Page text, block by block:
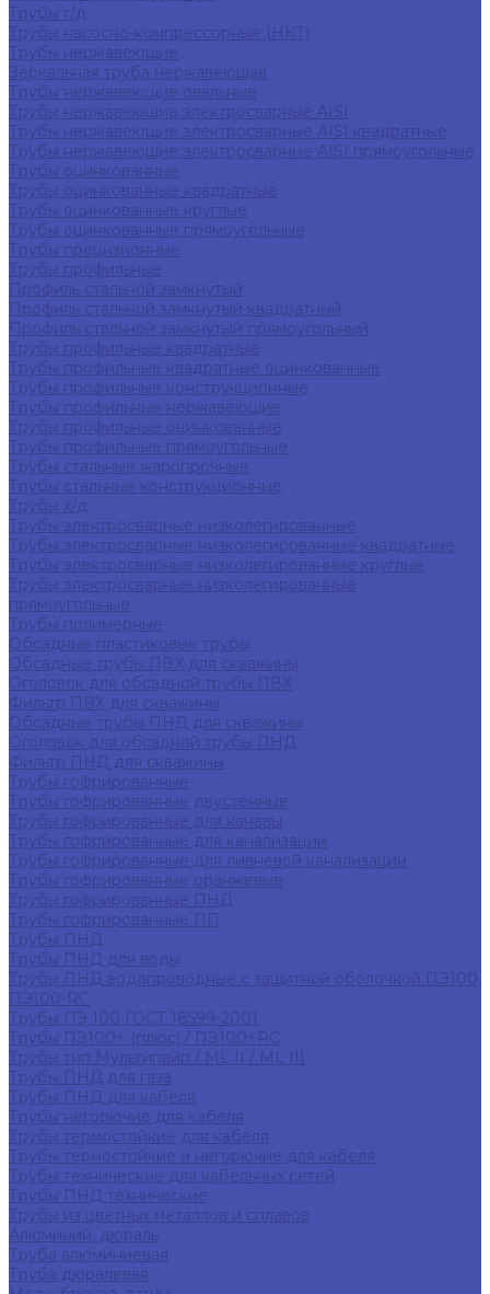
Трубы г/д
Трубы насосно-компрессорные (НКТ)
Трубы нержавеющие
Зеркальная труба нержавеющая
Трубы нержавеющие овальные
Трубы нержавеющие электросварные AISI
Трубы нержавеющие электросварные AISI квадратные
Трубы нержавеющие электросварные AISI прямоугольные
Трубы оцинкованные
Трубы оцинкованные квадратные
Трубы оцинкованные круглые
Трубы оцинкованные прямоугольные
Трубы прецизионные
Трубы профильные
Профиль стальной замкнутый
Профиль стальной замкнутый квадратный
Профиль стальной замкнутый прямоугольный
Трубы профильные квадратные
Трубы профильные квадратные оцинкованные
Трубы профильные конструкционные
Трубы профильные нержавеющие
Трубы профильные оцинкованные
Трубы профильные прямоугольные
Трубы стальные жаропрочные
Трубы стальные конструкционные
Трубы х/д
Трубы электросварные низколегированные
Трубы электросварные низколегированные квадратные
Трубы электросварные низколегированные круглые
Трубы электросварные низколегированные
прямоугольные
Трубы полимерные
Обсадные пластиковые трубы
Обсадные трубы ПВХ для скважины
Оголовок для обсадной трубы ПВХ
Фильтр ПВХ для скважины
Обсадные трубы ПНД для скважины
Оголовок для обсадной трубы ПНД
Фильтр ПНД для скважины
Трубы гофрированные
Трубы гофрированные двустенные
Трубы гофрированные для канавы
Трубы гофрированные для канализации
Трубы гофрированные для ливневой канализации
Трубы гофрированные оранжевые
Трубы гофрированные ПНД
Трубы гофрированные ПП
Трубы ПНД
Трубы ПНД для воды
Трубы ПНД водопроводные с защитной оболочкой ПЭ100,
ПЭ100-RC
Трубы ПЭ 100 ГОСТ 18599-2001
Трубы ПЭ100+ (плюс) / ПЭ100+RC
Трубы тип Мультипайп / ML II / ML III
Трубы ПНД для газа
Трубы ПНД для кабеля
Трубы негорючие для кабеля
Трубы термостойкие для кабеля
Трубы термостойкие и негорючие для кабеля
Трубы технические для кабельных сетей
Трубы ПНД технические
Трубы из цветных металлов и сплавов
Алюминий, дюраль
Труба алюминиевая
Труба дюралевая